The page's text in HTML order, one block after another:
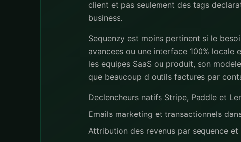
client et pas seulement des tags
business.
Sequenzy est moins pertinent si le
avancees ou une interface 100% locale
les equipes SaaS ou produit, son
que beaucoup d outils factures par
Declencheurs natifs Stripe, Paddle et
Emails marketing et transactionnels
Attribution des revenus par sequence et